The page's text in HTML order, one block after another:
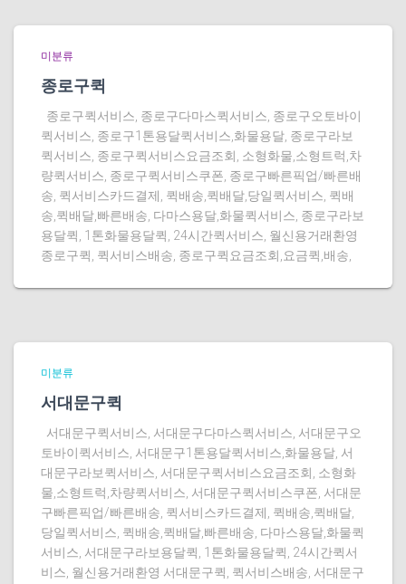
미분류
종로구퀵
종로구퀵서비스, 종로구다마스퀵서비스, 종로구오토바이
퀵서비스, 종로구1톤용달퀵서비스,화물용달, 종로구라보
퀵서비스, 종로구퀵서비스요금조회, 소형화물,소형트럭,차
량퀵서비스, 종로구퀵서비스쿠폰, 종로구빠른픽업/빠른배
송, 퀵서비스카드결제, 퀵배송,퀵배달,당일퀵서비스, 퀵배
송,퀵배달,빠른배송, 다마스용달,화물퀵서비스, 종로구라보
용달퀵, 1톤화물용달퀵, 24시간퀵서비스, 월신용거래환영
종로구퀵, 퀵서비스배송, 종로구퀵요금조회,요금퀵,배송,
미분류
서대문구퀵
서대문구퀵서비스, 서대문구다마스퀵서비스, 서대문구오
토바이퀵서비스, 서대문구1톤용달퀵서비스,화물용달, 서
대문구라보퀵서비스, 서대문구퀵서비스요금조회, 소형화
물,소형트럭,차량퀵서비스, 서대문구퀵서비스쿠폰, 서대문
구빠른픽업/빠른배송, 퀵서비스카드결제, 퀵배송,퀵배달,
당일퀵서비스, 퀵배송,퀵배달,빠른배송, 다마스용달,화물퀵
서비스, 서대문구라보용달퀵, 1톤화물용달퀵, 24시간퀵서
비스, 월신용거래환영 서대문구퀵, 퀵서비스배송, 서대문구